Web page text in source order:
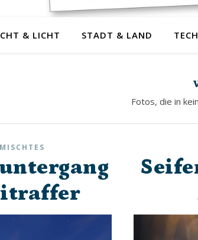
& LICHT STADT & LAND
Fotos, die in